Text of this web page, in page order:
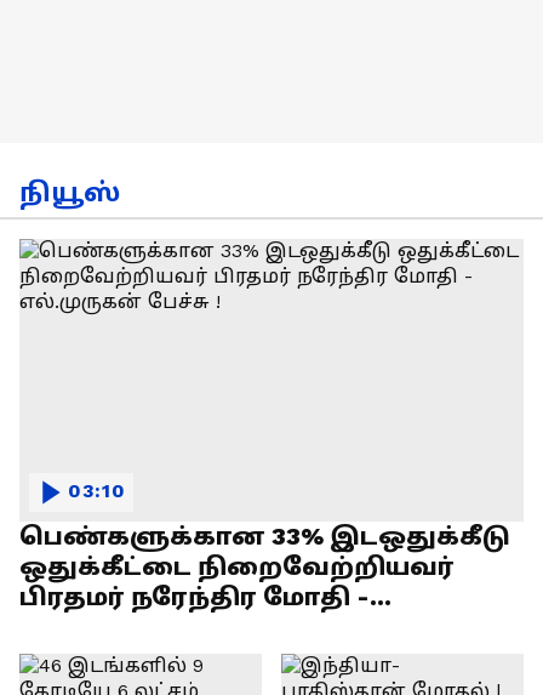
நியூஸ்
பெண்களுக்கான 33% இடஒதுக்கீடு
ஒதுக்கீட்டை நிறைவேற்றியவர்
பிரதமர் நரேந்திர மோதி -
03:10